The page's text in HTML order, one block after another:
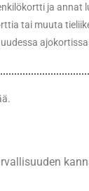
ja annat
tai muuta